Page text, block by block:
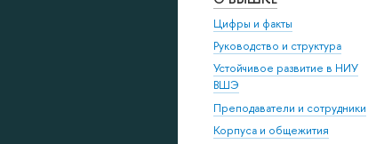
Цифры и факты
Руководство и структура
Устойчивое развитие в НИУ
ВШЭ
Преподаватели и сотрудники
Корпуса и общежития